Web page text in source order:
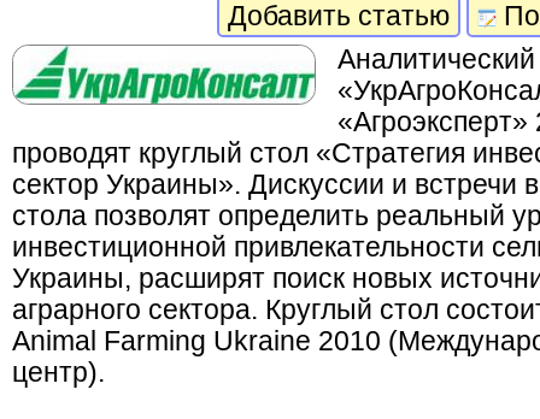
Добавить статью
«Агроэксперт»
проводят круглый стол «Стратегия
сектор Украины». Дискуссии и встречи
стола позволят определить реальный
инвестиционной привлекательности
Украины, расширят поиск новых
аграрного сектора. Круглый стол
Animal Farming Ukraine 2010
центр).